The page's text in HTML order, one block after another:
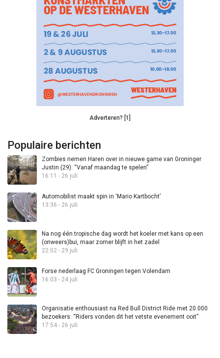
Adverteren? [1]
Populaire berichten
Zombies nemen Haren over in nieuwe game van Groninger
Justin (29): “Vanaf maandag te spelen”
16:11 - 26 juli
Automobilist maakt spin in ‘Mario Kartbocht’
13:36 - 26 juli
Na nog één tropische dag wordt het koeler met kans op een
(onweers)bui, maar zomer blijft in het zadel
22:02 - 29 juli
Forse nederlaag FC Groningen tegen Volendam
16:03 - 24 juli
Organisatie enthousiast na Red Bull District Ride met 20.000
bezoekers: “Riders vonden dit het vetste evenement ooit”
17:54 - 26 juli